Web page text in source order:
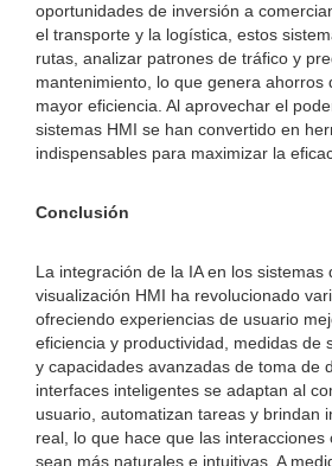
oportunidades de inversión a
el transporte y la logística, estos
rutas, analizar patrones de tráfico y
mantenimiento, lo que genera ahorros
mayor eficiencia. Al aprovechar el
sistemas HMI se han convertido en
indispensables para maximizar la
Conclusión
La integración de la IA en los sistemas
visualización HMI ha revolucionado
ofreciendo experiencias de usuario
eficiencia y productividad, medidas de
y capacidades avanzadas de toma de
interfaces inteligentes se adaptan al
usuario, automatizan tareas y brindan
real, lo que hace que las interacciones
sean más naturales e intuitivas. A